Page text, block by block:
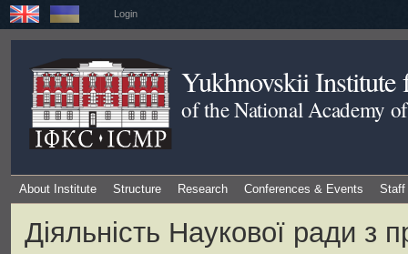
Login
Yukhnovskii Institute
of the National Academy
About Institute Structure Research Conferences & Events Staff
Діяльність Наукової ради з